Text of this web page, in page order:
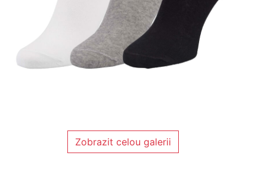
Zobrazit celou galerii